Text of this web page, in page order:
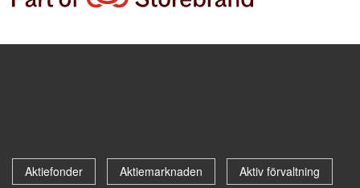
Aktiefonder Aktiemarknaden Aktiv förvaltning